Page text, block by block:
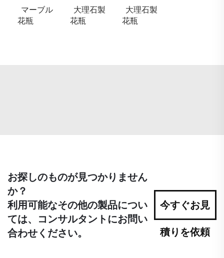
マーブル
花瓶
大理石製
花瓶
大理石製
花瓶
お探しのものが見つかりません
か？
利用可能なその他の製品につい
ては、コンサルタントにお問い
合わせください。
今すぐお見
積りを依頼